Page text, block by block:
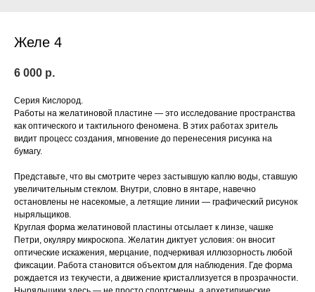
Желе 4
6 000 р.
Серия Кислород.
Работы на желатиновой пластине — это исследование пространства
как оптического и тактильного феномена. В этих работах зритель
видит процесс создания, мгновение до перенесения рисунка на
бумагу.
Представьте, что вы смотрите через застывшую каплю воды, ставшую
увеличительным стеклом. Внутри, словно в янтаре, навечно
остановлены не насекомые, а летящие линии — графический рисунок
ныряльщиков.
Круглая форма желатиновой пластины отсылает к линзе, чашке
Петри, окуляру микроскопа. Желатин диктует условия: он вносит
оптические искажения, мерцание, подчеркивая иллюзорность любой
фиксации. Работа становится объектом для наблюдения. Где форма
рождается из текучести, а движение кристаллизуется в прозрачности.